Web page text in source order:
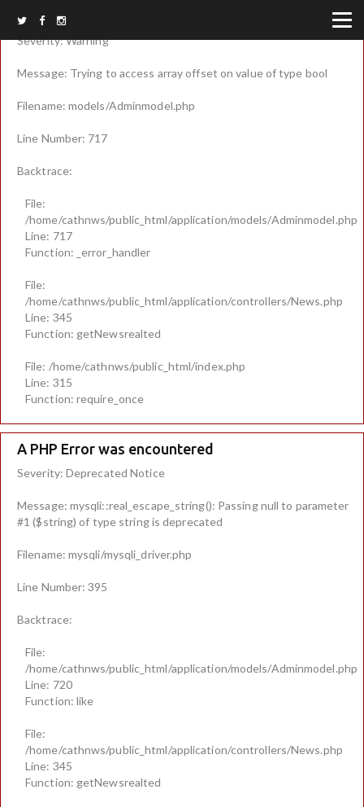
A PHP Error was encountered
Severity: Warning
Message: Trying to access array offset on value of type bool
Filename: models/Adminmodel.php
Line Number: 717
Backtrace:
File:
/home/cathnws/public_html/application/models/Adminmodel.php
Line: 717
Function: _error_handler
File:
/home/cathnws/public_html/application/controllers/News.php
Line: 345
Function: getNewsrealted
File: /home/cathnws/public_html/index.php
Line: 315
Function: require_once
A PHP Error was encountered
Severity: Deprecated Notice
Message: mysqli::real_escape_string(): Passing null to parameter
#1 ($string) of type string is deprecated
Filename: mysqli/mysqli_driver.php
Line Number: 395
Backtrace:
File:
/home/cathnws/public_html/application/models/Adminmodel.php
Line: 720
Function: like
File:
/home/cathnws/public_html/application/controllers/News.php
Line: 345
Function: getNewsrealted